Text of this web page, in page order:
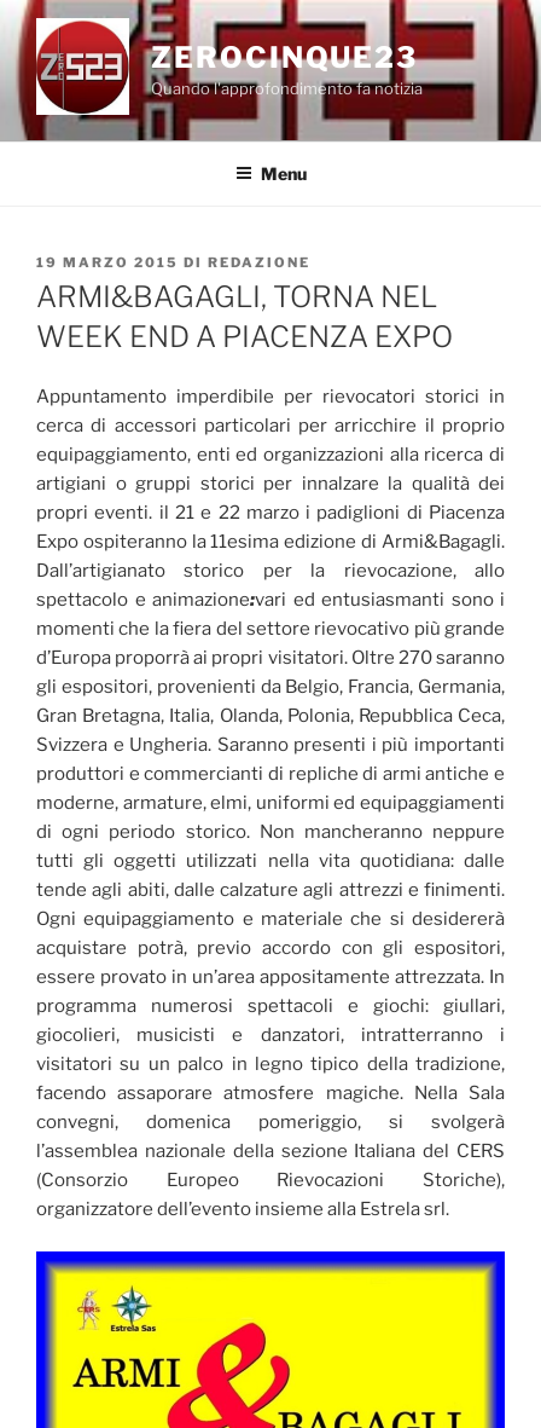
Salta
contenuto
ZEROCINQUE23
Quando l'approfondimento fa notizia
Menu
PUBBLICATO
IL
19 MARZO 2015 DI REDAZIONE
ARMI&BAGAGLI, TORNA NEL
WEEK END A PIACENZA EXPO
Appuntamento imperdibile per rievocatori storici in
cerca di accessori particolari per arricchire il proprio
equipaggiamento, enti ed organizzazioni alla ricerca di
artigiani o gruppi storici per innalzare la qualità dei
propri eventi. il 21 e 22 marzo i padiglioni di Piacenza
Expo ospiteranno la 11esima edizione di Armi&Bagagli.
Dall’artigianato storico per la rievocazione, allo
spettacolo e animazione:vari ed entusiasmanti sono i
momenti che la fiera del settore rievocativo più grande
d’Europa proporrà ai propri visitatori. Oltre 270 saranno
gli espositori, provenienti da Belgio, Francia, Germania,
Gran Bretagna, Italia, Olanda, Polonia, Repubblica Ceca,
Svizzera e Ungheria. Saranno presenti i più importanti
produttori e commercianti di repliche di armi antiche e
moderne, armature, elmi, uniformi ed equipaggiamenti
di ogni periodo storico. Non mancheranno neppure
tutti gli oggetti utilizzati nella vita quotidiana: dalle
tende agli abiti, dalle calzature agli attrezzi e finimenti.
Ogni equipaggiamento e materiale che si desidererà
acquistare potrà, previo accordo con gli espositori,
essere provato in un’area appositamente attrezzata. In
programma numerosi spettacoli e giochi: giullari,
giocolieri, musicisti e danzatori, intratterranno i
visitatori su un palco in legno tipico della tradizione,
facendo assaporare atmosfere magiche. Nella Sala
convegni, domenica pomeriggio, si svolgerà
l’assemblea nazionale della sezione Italiana del CERS
(Consorzio Europeo Rievocazioni Storiche),
organizzatore dell’evento insieme alla Estrela srl.